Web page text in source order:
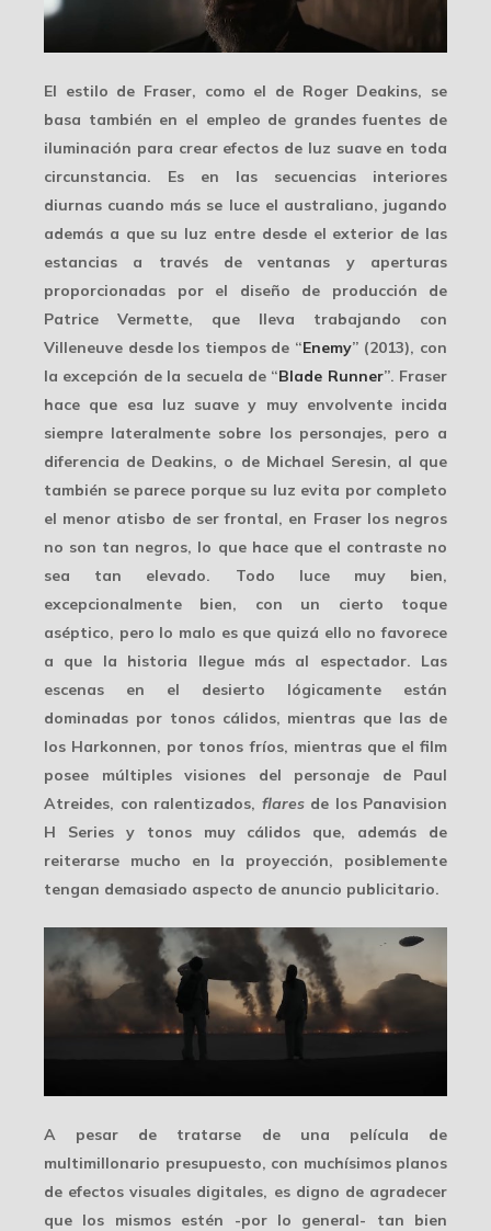
El estilo de Fraser, como el de Roger Deakins, se
basa también en el empleo de grandes fuentes de
iluminación para crear efectos de luz suave en toda
circunstancia. Es en las secuencias interiores
diurnas cuando más se luce el australiano, jugando
además a que su luz entre desde el exterior de las
estancias a través de ventanas y aperturas
proporcionadas por el diseño de producción de
Patrice Vermette, que lleva trabajando con
Villeneuve desde los tiempos de “Enemy” (2013), con
la excepción de la secuela de “Blade Runner”. Fraser
hace que esa luz suave y muy envolvente incida
siempre lateralmente sobre los personajes, pero a
diferencia de Deakins, o de Michael Seresin, al que
también se parece porque su luz evita por completo
el menor atisbo de ser frontal, en Fraser los negros
no son tan negros, lo que hace que el contrasteno
sea tan elevado. Todo luce muy bien,
excepcionalmente bien, con un cierto toque
aséptico, pero lo malo es que quizá ello no favorece
a que la historia llegue más al espectador. Las
escenas en el desierto lógicamente están
dominadas por tonos cálidos, mientras que las de
los Harkonnen, por tonos fríos, mientras que el film
posee múltiples visiones del personaje de Paul
Atreides, con ralentizados, flaresde los Panavision
H Series y tonos muy cálidos que, además de
reiterarse mucho en la proyección, posiblemente
tengan demasiado aspecto de anuncio publicitario.
A pesar de tratarse de una película de
multimillonario presupuesto, con muchísimos planos
de efectos visuales digitales, es digno de agradecer
que los mismos estén -por lo general- tan bien